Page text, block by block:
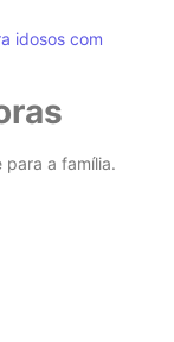
idosos com
para a família.